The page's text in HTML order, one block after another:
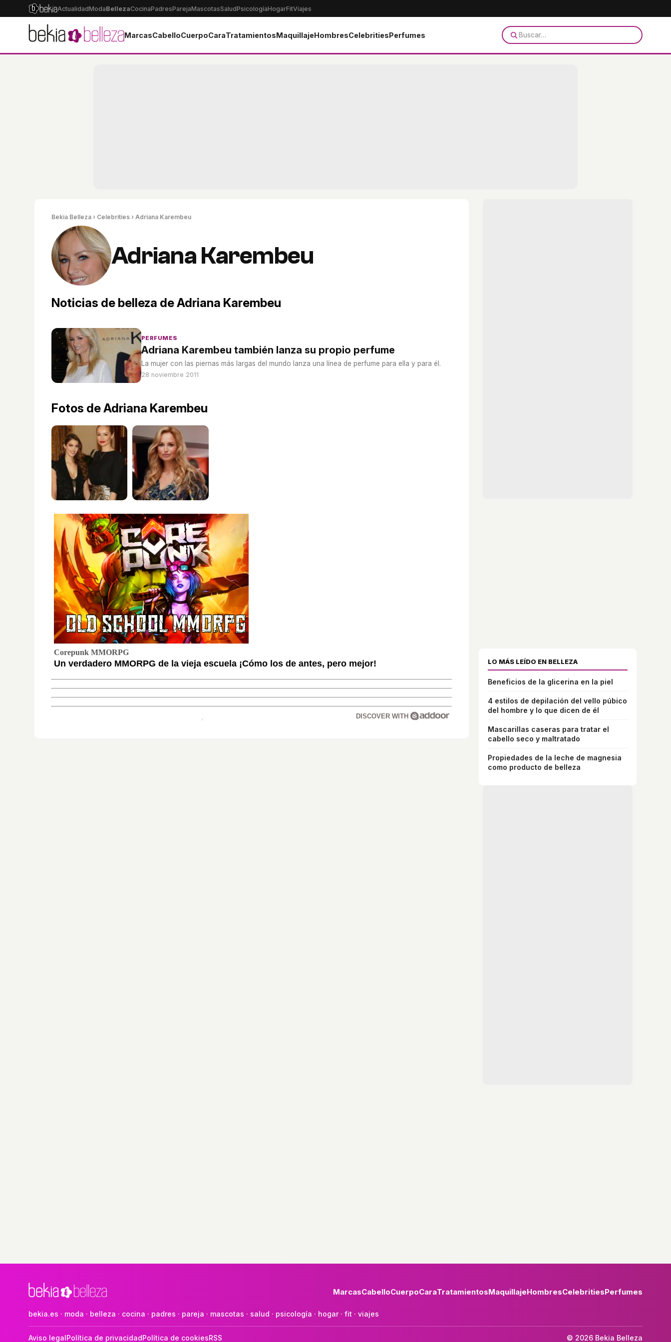
ActualidadModaBellezaCocinaPadresParejaMascotasSaludPsicologíaHogarFitViajes
MarcasCabelloCuerpoCaraTratamientosMaquillajeHombresCelebritiesPerfumes
Bekia Belleza › Celebrities › Adriana Karembeu
Adriana Karembeu
Noticias de belleza de Adriana Karembeu
PERFUMES
Adriana Karembeu también lanza su propio perfume
La mujer con las piernas más largas del mundo lanza una línea de perfume para ella y para él.
28 noviembre 2011
Fotos de Adriana Karembeu
Corepunk MMORPG
Un verdadero MMORPG de la vieja escuela ¡Cómo los de antes, pero mejor!
DISCOVER WITH
LO MÁS LEÍDO EN BELLEZA
Beneficios de la glicerina en la piel
4 estilos de depilación del vello púbico
del hombre y lo que dicen de él
Mascarillas caseras para tratar el
cabello seco y maltratado
Propiedades de la leche de magnesia
como producto de belleza
MarcasCabelloCuerpoCaraTratamientosMaquillajeHombresCelebritiesPerfumes
bekia.es · moda · belleza · cocina · padres · pareja · mascotas · salud · psicología · hogar· fit · viajes
Aviso legalPolítica de privacidadPolítica de cookiesRSS © 2026 Bekia Belleza